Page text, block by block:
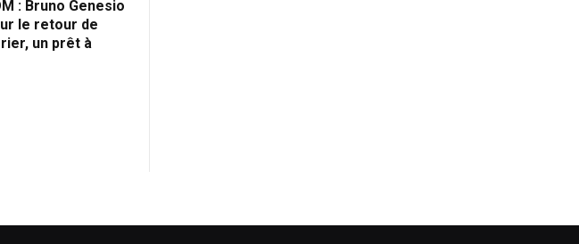
: Bruno Genesio
le retour de
un prêt à